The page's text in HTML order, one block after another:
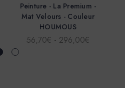
Peinture - La Premium -
Mat Velours - Couleur
HOUMOUS
56,70€ - 296,00€